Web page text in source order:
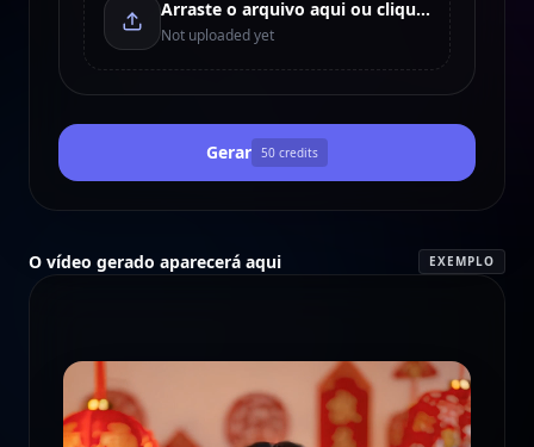
Arraste o arquivo aqui ou clique para enviar
Not uploaded yet
Gerar 50 credits
O vídeo gerado aparecerá aqui EXEMPLO